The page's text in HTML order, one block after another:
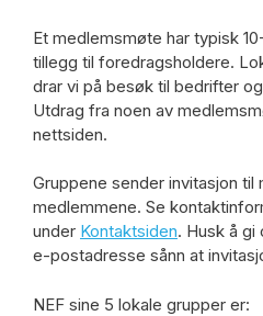
Et medlemsmøte har typisk
tillegg til foredragsholdere.
drar vi på besøk til bedrifter
Utdrag fra noen av
nettsiden.
Gruppene sender invitasjon til
medlemmene. Se
under Kontaktsiden. Husk å
e-postadresse sånn at
NEF sine 5 lokale grupper er: